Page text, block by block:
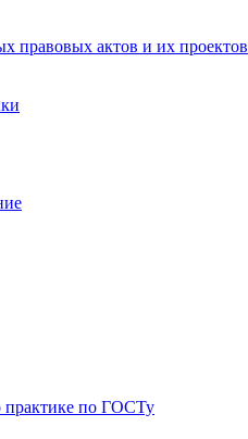
правовых актов и их проектов
практике по ГОСТу